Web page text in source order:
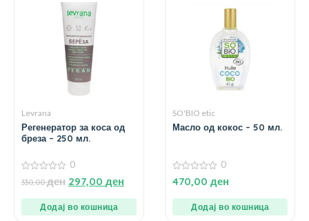
Levrana
Регенератор за коса од
бреза – 250 мл.
од
0
330,00ден 297,00 ден
Додај во кошница
SO'BIO etic
Масло од кокос – 50 мл.
0
од
0
470,00 ден
Додај во кошница